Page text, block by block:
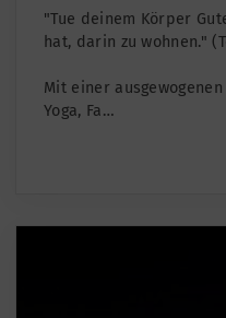
"Tue deinem Körper
hat, darin zu wohnen."
Mit einer
Yoga, Fa…